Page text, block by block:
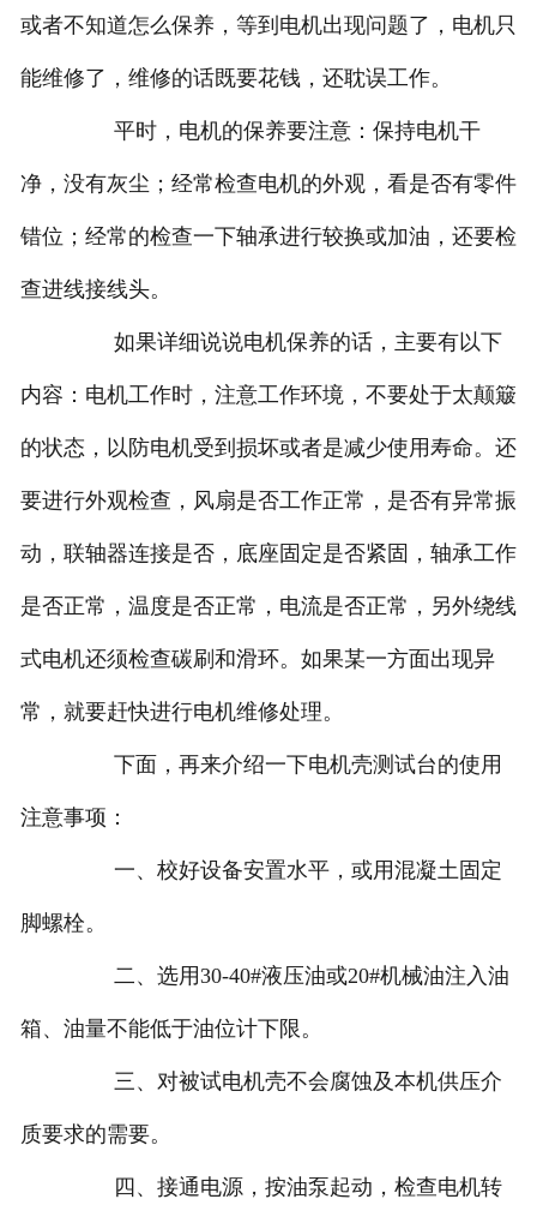
或者不知道怎么保养，等到电机出现问题了，电机只
能维修了，维修的话既要花钱，还耽误工作。
平时，电机的保养要注意：保持电机干
净，没有灰尘；经常检查电机的外观，看是否有零件
错位；经常的检查一下轴承进行较换或加油，还要检
查进线接线头。
如果详细说说电机保养的话，主要有以下
内容：电机工作时，注意工作环境，不要处于太颠簸
的状态，以防电机受到损坏或者是减少使用寿命。还
要进行外观检查，风扇是否工作正常，是否有异常振
动，联轴器连接是否，底座固定是否紧固，轴承工作
是否正常，温度是否正常，电流是否正常，另外绕线
式电机还须检查碳刷和滑环。如果某一方面出现异
常，就要赶快进行电机维修处理。
下面，再来介绍一下电机壳测试台的使用
注意事项：
一、校好设备安置水平，或用混凝土固定
脚螺栓。
二、选用30-40#液压油或20#机械油注入油
箱、油量不能低于油位计下限。
三、对被试电机壳不会腐蚀及本机供压介
质要求的需要。
四、接通电源，按油泵起动，检查电机转